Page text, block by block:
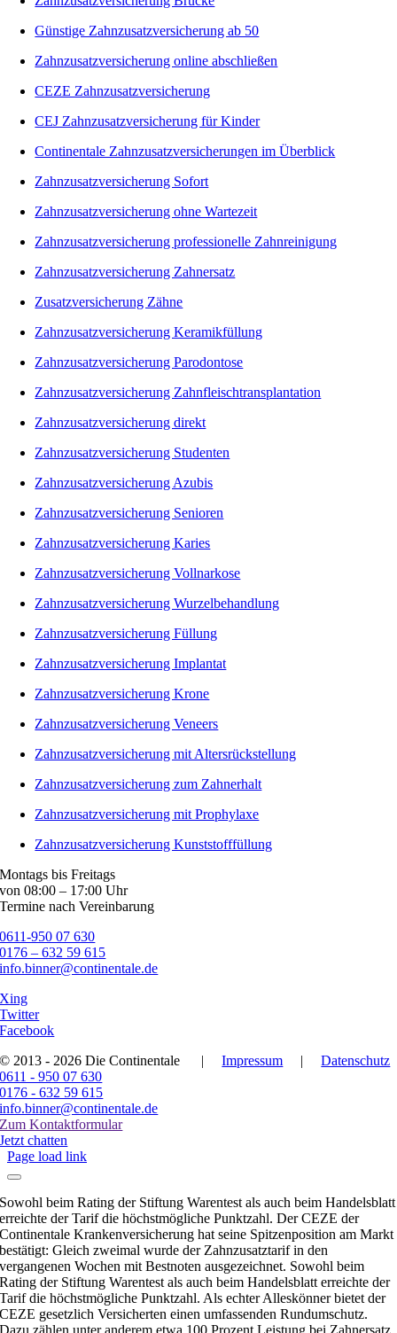
Günstige Zahnzusatzversicherung ab 50
Zahnzusatzversicherung online abschließen
CEZE Zahnzusatzversicherung
CEJ Zahnzusatzversicherung für Kinder
Continentale Zahnzusatzversicherungen im Überblick
Zahnzusatzversicherung Sofort
Zahnzusatzversicherung ohne Wartezeit
Zahnzusatzversicherung professionelle Zahnreinigung
Zahnzusatzversicherung Zahnersatz
Zusatzversicherung Zähne
Zahnzusatzversicherung Keramikfüllung
Zahnzusatzversicherung Parodontose
Zahnzusatzversicherung Zahnfleischtransplantation
Zahnzusatzversicherung direkt
Zahnzusatzversicherung Studenten
Zahnzusatzversicherung Azubis
Zahnzusatzversicherung Senioren
Zahnzusatzversicherung Karies
Zahnzusatzversicherung Vollnarkose
Zahnzusatzversicherung Wurzelbehandlung
Zahnzusatzversicherung Füllung
Zahnzusatzversicherung Implantat
Zahnzusatzversicherung Krone
Zahnzusatzversicherung Veneers
Zahnzusatzversicherung mit Altersrückstellung
Zahnzusatzversicherung zum Zahnerhalt
Zahnzusatzversicherung mit Prophylaxe
Zahnzusatzversicherung Kunststofffüllung
Montags bis Freitags
von 08:00 – 17:00 Uhr
Termine nach Vereinbarung
0611-950 07 630
0176 – 632 59 615
info.binner@continentale.de
Xing
Twitter
Facebook
© 2013 - 2026 Die Continentale
| Impressum |
Datenschutz
0611 - 950 07 630
0176 - 632 59 615
info.binner@continentale.de
Zum Kontaktformular
Jetzt chatten
Page load link
Sowohl beim Rating der Stiftung Warentest als auch beim Handelsblatt
erreichte der Tarif die höchstmögliche Punktzahl. Der CEZE der
Continentale Krankenversicherung hat seine Spitzenposition am Markt
bestätigt: Gleich zweimal wurde der Zahnzusatztarif in den
vergangenen Wochen mit Bestnoten ausgezeichnet. Sowohl beim
Rating der Stiftung Warentest als auch beim Handelsblatt erreichte der
Tarif die höchstmögliche Punktzahl. Als echter Alleskönner bietet der
CEZE gesetzlich Versicherten einen umfassenden Rundumschutz.
Dazu zählen unter anderem etwa 100 Prozent Leistung bei Zahnersatz